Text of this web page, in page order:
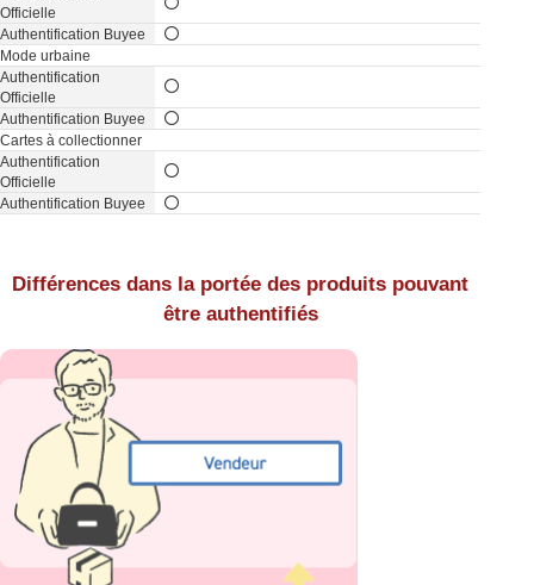
Mode urbaine
Cartes à collectionner
Différences dans la portée des produits pouvant
être authentifiés